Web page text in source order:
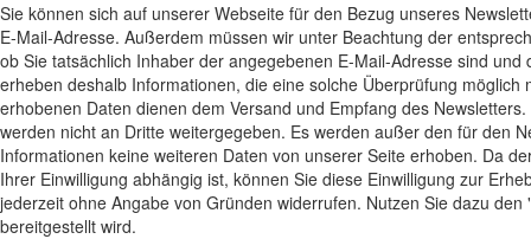
Sie können sich auf unserer Webseite für den Bezug unseres
E-Mail-Adresse. Außerdem müssen wir unter Beachtung der
ob Sie tatsächlich Inhaber der angegebenen E-Mail-Adresse sind
erheben deshalb Informationen, die eine solche Überprüfung möglich
erhobenen Daten dienen dem Versand und Empfang des
werden nicht an Dritte weitergegeben. Es werden außer den für den
Informationen keine weiteren Daten von unserer Seite erhoben. Da
Ihrer Einwilligung abhängig ist, können Sie diese Einwilligung zur
jederzeit ohne Angabe von Gründen widerrufen. Nutzen Sie dazu
bereitgestellt wird.